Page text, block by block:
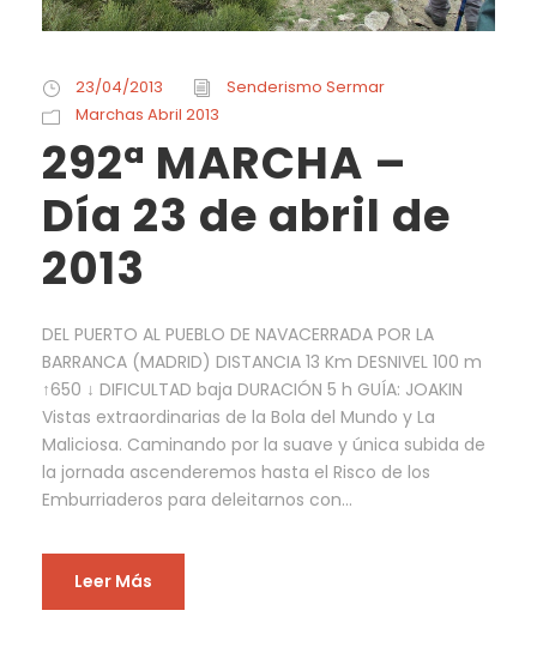
23/04/2013
Senderismo Sermar
Marchas Abril 2013
292ª MARCHA –
Día 23 de abril de
2013
DEL PUERTO AL PUEBLO DE NAVACERRADA POR LA
BARRANCA (MADRID) DISTANCIA 13 Km DESNIVEL 100 m
↑650 ↓ DIFICULTAD baja DURACIÓN 5 h GUÍA: JOAKIN
Vistas extraordinarias de la Bola del Mundo y La
Maliciosa. Caminando por la suave y única subida de
la jornada ascenderemos hasta el Risco de los
Emburriaderos para deleitarnos con...
Leer Más